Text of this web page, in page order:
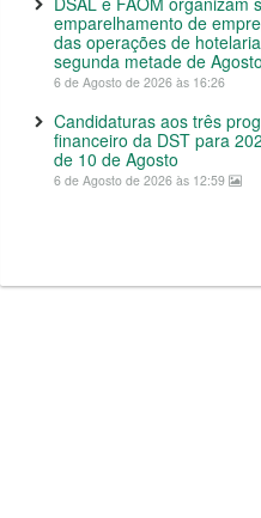
emparelhamento de
das operações de
segunda metade de Agosto
6 de Agosto de 2026 às 16:26
Candidaturas aos três
financeiro da DST para
de 10 de Agosto
6 de Agosto de 2026 às 12:59